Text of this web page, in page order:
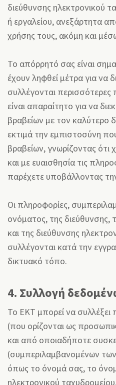
διεύθυνσης ηλεκτρονικού
ή εργαλείου, ανεξάρτητα
χρήσης τους, ακόμη και
Το απόρρητό σας είναι
έχουν ληφθεί μέτρα για να
συλλέγονται
είναι απαραίτητο για να
βραβείων με τον
εκτιμά την εμπιστοσύνη
βραβείων, γνωρίζοντας ότι
και με ευαισθησία τις
παρέχετε υποβάλλοντας
Οι πληροφορίες,
ονόματος, της διεύθυνσης,
και της διεύθυνσης
συλλέγονται κατά την
δικτυακό τόπο.
4. Συλλογή
Το ΕΚΤ μπορεί να
(που ορίζονται ως
και από οποιαδήποτε
(συμπεριλαμβανομένων
όπως το όνομά σας, το
ηλεκτρονικού